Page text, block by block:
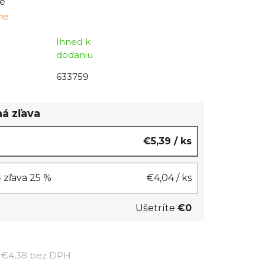
Ihneď k
dodaniu
633759
zľava
€5,39 / ks
zľava 25 % €4,04/ ks
Ušetríte€0
€4,38 bez DPH